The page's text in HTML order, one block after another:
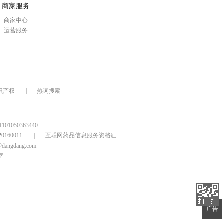
商家服务
商家中心
运营服务
产权 热词搜索
互联网药品信息服务资格证
广告